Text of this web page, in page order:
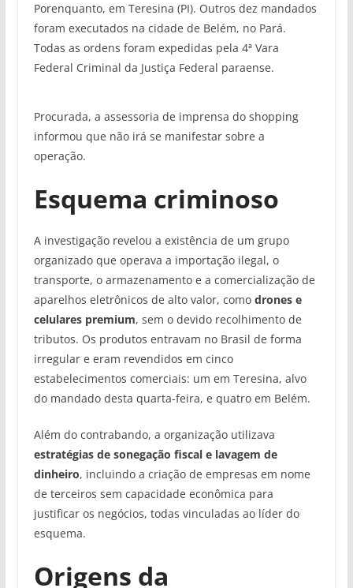
Porenquanto, em Teresina (PI). Outros dez mandados
foram executados na cidade de Belém, no Pará.
Todas as ordens foram expedidas pela 4ª Vara
Federal Criminal da Justiça Federal paraense.
Procurada, a assessoria de imprensa do shopping
informou que não irá se manifestar sobre a
operação.
Esquema criminoso
A investigação revelou a existência de um grupo
organizado que operava a importação ilegal, o
transporte, o armazenamento e a comercialização de
aparelhos eletrônicos de alto valor, como drones e
celulares premium, sem o devido recolhimento de
tributos. Os produtos entravam no Brasil de forma
irregular e eram revendidos em cinco
estabelecimentos comerciais: um em Teresina, alvo
do mandado desta quarta-feira, e quatro em Belém.
Além do contrabando, a organização utilizava
estratégias de sonegação fiscal e lavagem de
dinheiro, incluindo a criação de empresas em nome
de terceiros sem capacidade econômica para
justificar os negócios, todas vinculadas ao líder do
esquema.
Origens da